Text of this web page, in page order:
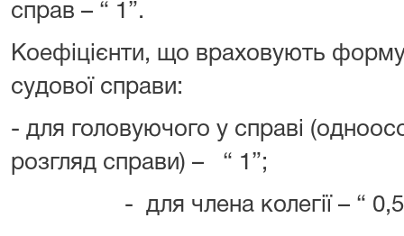
справ – “ 1”.
Коефіцієнти, що враховують форму
судової справи:
- для головуючого у справі
розгляд справи) – “ 1”;
- для члена колегії – “